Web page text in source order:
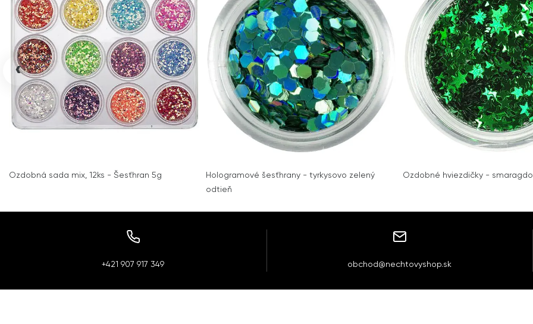
Ozdobná sada mix, 12ks - Šesťhran 5g
Hologramové šesťhrany - tyrkysovo zelený
odtieň
Ozdobné hviezdičky -
‹
+421 907 917 349 obchod@nechtovyshop.sk